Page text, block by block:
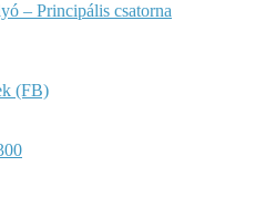
– Principális csatorna
(FB)